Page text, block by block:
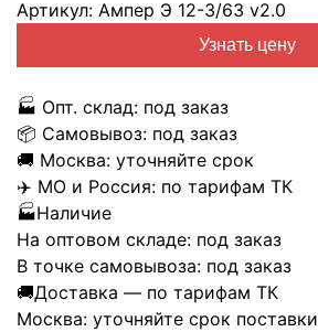
Артикул: Ампер Э 12-3/63 v2.0
Узнать цену
🏭 Опт. склад: под заказ
📦 Самовывоз: под заказ
🚚 Москва: уточняйте срок
✈️ МО и Россия: по тарифам ТК
🏭Наличие
На оптовом складе: под заказ
В точке самовывоза: под заказ
🚚Доставка — по тарифам ТК
Москва: уточняйте срок поставки